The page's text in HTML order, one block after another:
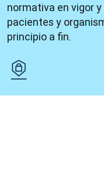
normativa en vigor
pacientes y
principio a fin.